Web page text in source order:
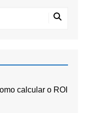
calcular o ROI